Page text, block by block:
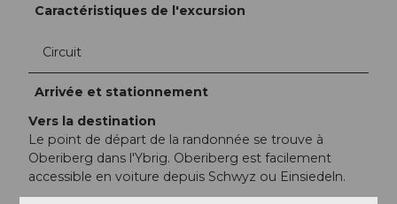
Caractéristiques de l'excursion
Circuit
Arrivée et stationnement
Vers la destination
Le point de départ de la randonnée se trouve à
Oberiberg dans l'Ybrig. Oberiberg est facilement
accessible en voiture depuis Schwyz ou Einsiedeln.